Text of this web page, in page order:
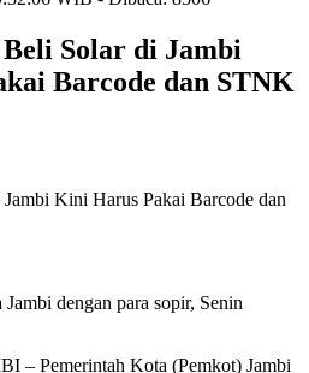
Solar di Jambi
Barcode dan STNK
dengan para sopir, Senin
– Pemerintah Kota (Pemkot) Jambi